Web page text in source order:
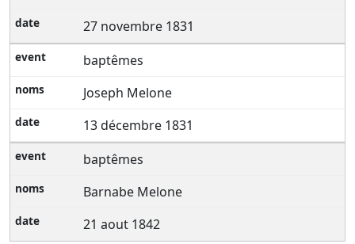
27 novembre 1831
baptêmes
Joseph Melone
13 décembre 1831
baptêmes
Barnabe Melone
21 aout 1842